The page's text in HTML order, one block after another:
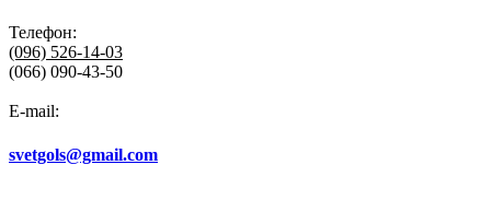
Телефон:
(096) 526-14-03
(066) 090-43-50
E-mail:
svetgols@gmail.com